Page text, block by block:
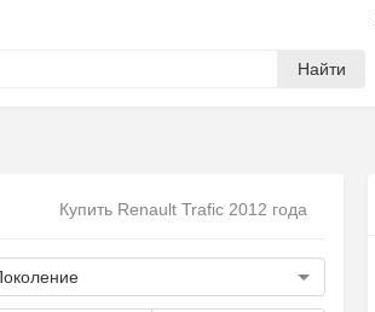
Найти
Купить Renault Trafic 2012 года